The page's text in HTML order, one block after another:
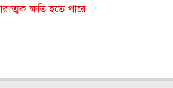
ক্ষতি হতে পারে